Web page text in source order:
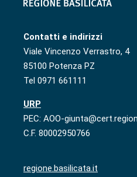
Contatti e indirizzi
Viale Vincenzo Verrastro, 4
85100 Potenza PZ
Tel 0971 661111
URP
PEC: AOO-
C.F. 80002950766
regione.basilicata.it